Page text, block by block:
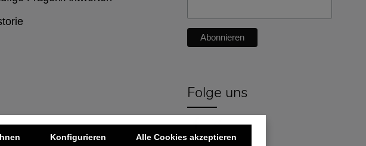
Folge uns
Konfigurieren Alle Cookies akzeptieren